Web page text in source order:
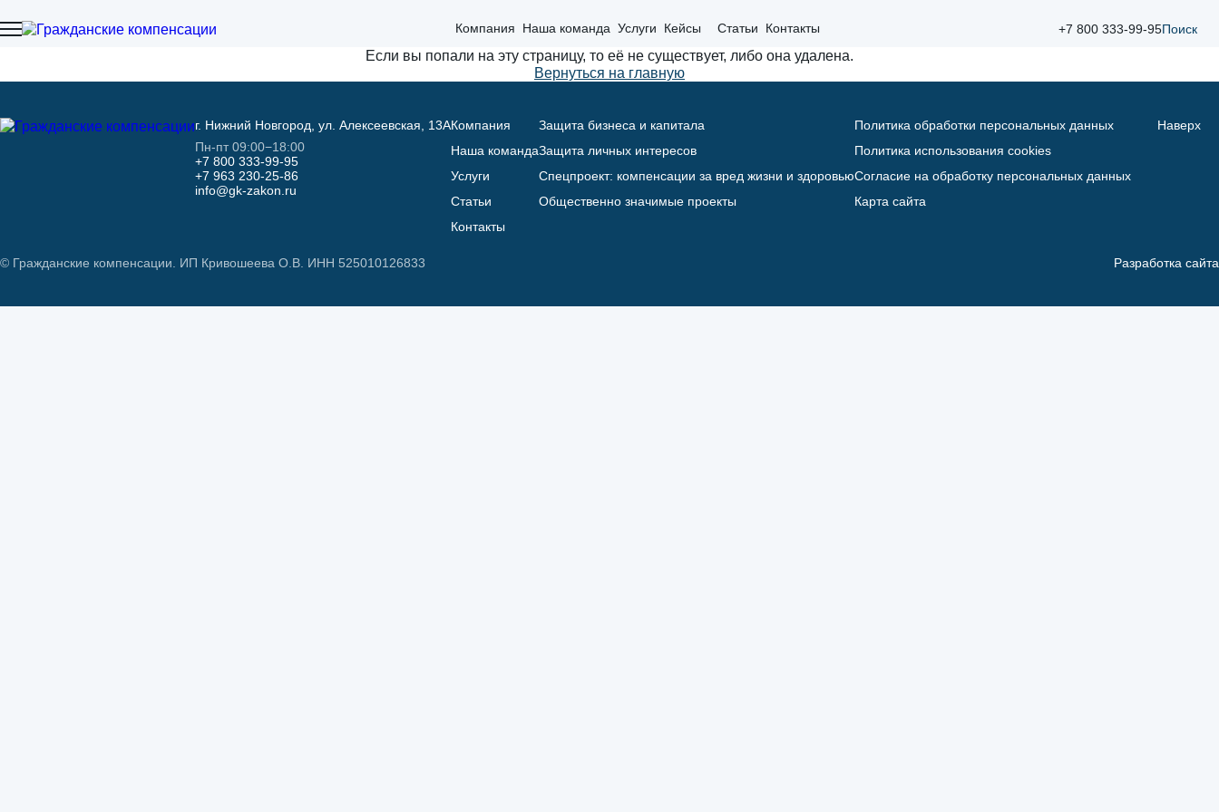
Компания Наша команда Услуги Кейсы Статьи Контакты +7 800 333-99-95Поиск
Если вы попали на эту страницу, то её не существует, либо она удалена.
Вернуться на главную
Наверх
г. Нижний Новгород, ул. Алексеевская, 13А
Пн-пт 09:00−18:00
+7 800 333-99-95
+7 963 230-25-86
info@gk-zakon.ru
Компания
Наша команда
Услуги
Статьи
Контакты
Защита бизнеса и капитала
Защита личных интересов
Спецпроект: компенсации за вред жизни и здоровью
Общественно значимые проекты
Политика обработки персональных данных
Политика использования cookies
Согласие на обработку персональных данных
Карта сайта
© Гражданские компенсации. ИП Кривошеева О.В. ИНН 525010126833 Разработка сайта